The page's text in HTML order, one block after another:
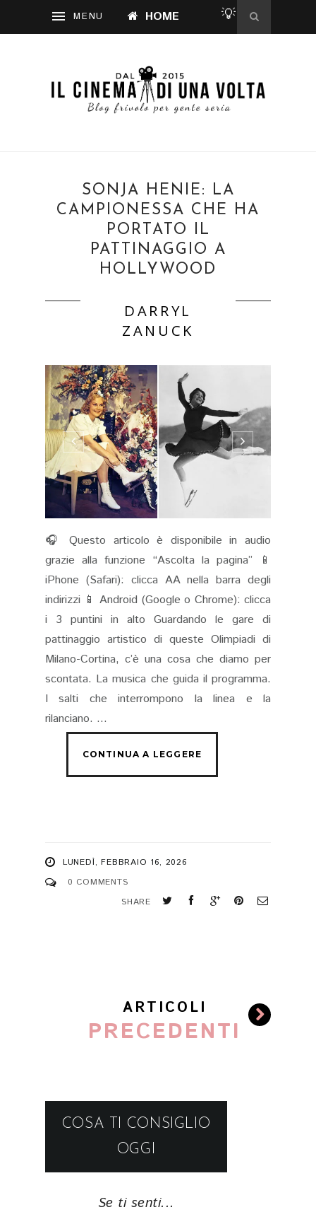
HOME 💡
SONJA HENIE: LA
CAMPIONESSA CHE HA
PORTATO IL
PATTINAGGIO A
HOLLYWOOD
DARRYL
ZANUCK
🎧 Questo articolo è disponibile in audio
grazie alla funzione “Ascolta la pagina” 📱
iPhone (Safari): clicca AA nella barra degli
indirizzi 📱 Android (Google o Chrome): clicca
i 3 puntini in alto Guardando le gare di
pattinaggio artistico di queste Olimpiadi di
Milano-Cortina, c’è una cosa che diamo per
scontata. La musica che guida il programma.
I salti che interrompono la linea e la
rilanciano. ...
LUNEDÌ, FEBBRAIO 16, 2026
0 COMMENTS
SHARE
ARTICOLI
PRECEDENTI
COSA TI CONSIGLIO
OGGI
Se ti senti...